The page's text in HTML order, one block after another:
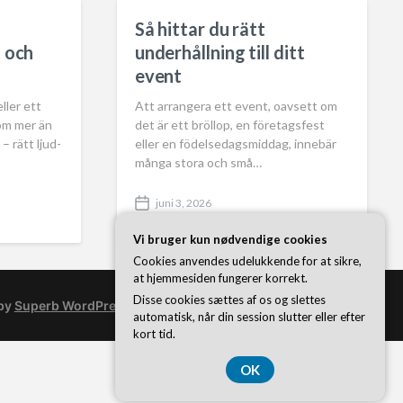
ett
mer än
– rätt ljud-
Så hittar du rätt
underhållning till ditt
event
Att arrangera ett event, oavsett om
det är ett bröllop, en företagsfest
eller en födelsedagsmiddag, innebär
många stora och små…
P
s
t
d
t
e
juni 3, 2026
Superb WordPress Themes
Vi bruger kun nødvendige cookies
Cookies anvendes udelukkende for at sikre,
at hjemmesiden fungerer korrekt.
Disse cookies sættes af os og slettes
automatisk, når din session slutter eller efter
kort tid.
OK